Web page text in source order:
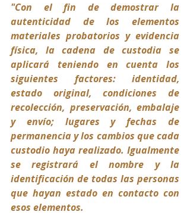
"Con el fin de demostrar la
autenticidad de los elementos
materiales probatorios y evidencia
física, la cadena de custodia se
aplicará teniendo en cuenta los
siguientes factores: identidad,
estado original, condiciones de
recolección, preservación, embalaje
y envío; lugares y fechas de
permanencia y los cambios que cada
custodio haya realizado. Igualmente
se registrará el nombre y la
identificación de todas las personas
que hayan estado en contacto con
esos elementos.